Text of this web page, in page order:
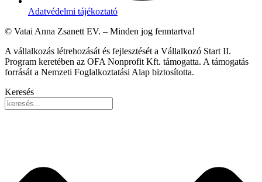
Adatvédelmi tájékoztató
© Vatai Anna Zsanett EV. – Minden jog fenntartva!
A vállalkozás létrehozását és fejlesztését a Vállalkozó Start II.
Program keretében az OFA Nonprofit Kft. támogatta. A támogatás
forrását a Nemzeti Foglalkoztatási Alap biztosította.
Keresés